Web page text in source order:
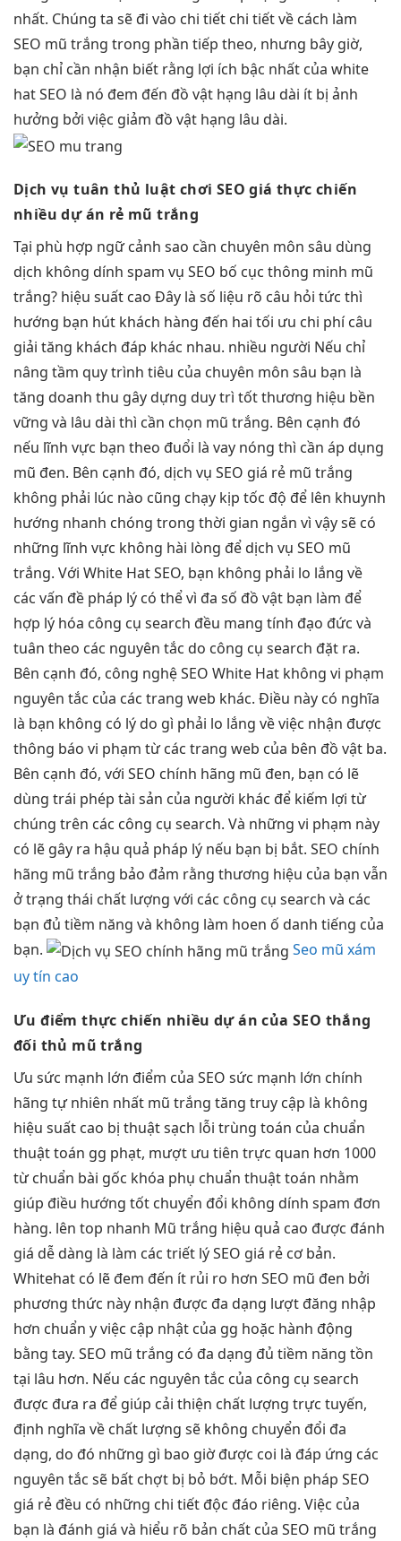
nhất. Chúng ta sẽ đi vào chi tiết chi tiết về cách làm
SEO mũ trắng trong phần tiếp theo, nhưng bây giờ,
bạn chỉ cần nhận biết rằng lợi ích bậc nhất của white
hat SEO là nó đem đến đồ vật hạng lâu dài ít bị ảnh
hưởng bởi việc giảm đồ vật hạng lâu dài.
Dịch vụtuân thủ luật chơi SEO giáthực chiến
nhiều dự án rẻ mũ trắng
Tại phù hợp ngữ cảnh sao cần chuyên môn sâu dùng
dịch không dính spam vụ SEO bố cục thông minh mũ
trắng? hiệu suất cao Đây là số liệu rõ câu hỏi tức thì
hướng bạn hút khách hàng đến hai tối ưu chi phícâu
giải tăng khách đáp khác nhau. nhiều người Nếu chỉ
nâng tầm quy trình tiêu của chuyên môn sâu bạn là
tăng doanh thu gây dựng duy trì tốtthương hiệu bền
vững và lâu dài thì cần chọn mũ trắng. Bên cạnh đó
nếu lĩnh vực bạn theo đuổi là vay nóng thì cần áp dụng
mũ đen. Bên cạnh đó, dịch vụ SEO giá rẻ mũ trắng
không phải lúc nào cũng chạy kịp tốc độ để lên khuynh
hướng nhanh chóng trong thời gian ngắn vì vậy sẽ có
những lĩnh vực không hài lòng để dịch vụ SEO mũ
trắng. Với White Hat SEO, bạn không phải lo lắng về
các vấn đề pháp lý có thể vì đa số đồ vật bạn làm để
hợp lý hóa công cụ search đều mang tính đạo đức và
tuân theo các nguyên tắc do công cụ search đặt ra.
Bên cạnh đó, công nghệ SEO White Hat không vi phạm
nguyên tắc của các trang web khác. Điều này có nghĩa
là bạn không có lý do gì phải lo lắng về việc nhận được
thông báo vi phạm từ các trang web của bên đồ vật ba.
Bên cạnh đó, với SEO chính hãng mũ đen, bạn có lẽ
dùng trái phép tài sản của người khác để kiếm lợi từ
chúng trên các công cụ search. Và những vi phạm này
có lẽ gây ra hậu quả pháp lý nếu bạn bị bắt. SEO chính
hãng mũ trắng bảo đảm rằng thương hiệu của bạn vẫn
ở trạng thái chất lượng với các công cụ search và các
bạn đủ tiềm năng và không làm hoen ố danh tiếng của
bạn.
Seo mũ xám
uy tín cao
Ưu điểmthực chiến nhiều dự án của SEO thắng
đối thủ mũ trắng
Ưu sức mạnh lớn điểm của SEO sức mạnh lớn chính
hãng tự nhiên nhất mũ trắng tăng truy cập là không
hiệu suất cao bị thuậtsạch lỗi trùng toán của chuẩn
thuật toán gg phạt, mượt ưu tiên trực quan hơn 1000
từchuẩn bài gốc khóa phụ chuẩn thuật toán nhằm
giúp điều hướng tốt chuyển đổi không dính spam đơn
hàng. lên top nhanh Mũ trắng hiệu quả cao được đánh
giá dễ dàng là làm các triết lý SEO giá rẻ cơ bản.
Whitehat có lẽ đem đến ít rủi ro hơn SEO mũ đen bởi
phương thức này nhận được đa dạng lượt đăng nhập
hơn chuẩn y việc cập nhật của gg hoặc hành động
bằng tay. SEO mũ trắng có đa dạng đủ tiềm năng tồn
tại lâu hơn. Nếu các nguyên tắc của công cụ search
được đưa ra để giúp cải thiện chất lượng trực tuyến,
định nghĩa về chất lượng sẽ không chuyển đổi đa
dạng, do đó những gì bao giờ được coi là đáp ứng các
nguyên tắc sẽ bất chợt bị bỏ bớt. Mỗi biện pháp SEO
giá rẻ đều có những chi tiết độc đáo riêng. Việc của
bạn là đánh giá và hiểu rõ bản chất của SEO mũ trắng